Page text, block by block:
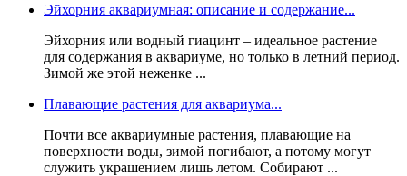
Эйхорния аквариумная: описание и содержание...
Эйхорния или водный гиацинт – идеальное растение
для содержания в аквариуме, но только в летний период.
Зимой же этой неженке ...
Плавающие растения для аквариума...
Почти все аквариумные растения, плавающие на
поверхности воды, зимой погибают, а потому могут
служить украшением лишь летом. Собирают ...